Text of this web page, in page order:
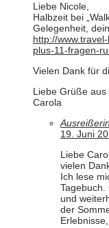
Liebe Nicole,
Halbzeit bei
Gelegenheit,
http://
plus-11-fragen-
Vielen Dank für
Liebe Grüße
Carola
Ausreißerin
19. Juni
Liebe
vielen
Ich lese
Tagebuch.
und
der